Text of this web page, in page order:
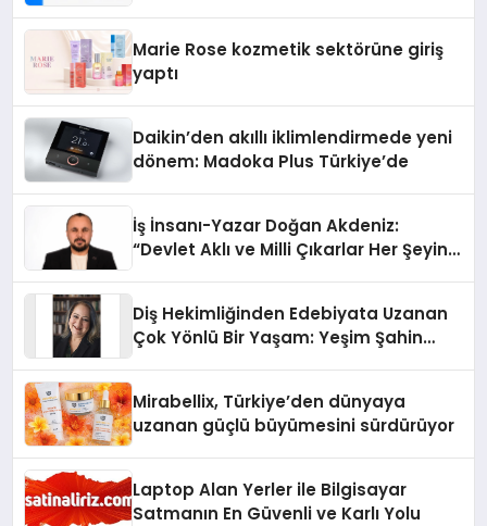
Marie Rose kozmetik sektörüne giriş
yaptı
Daikin’den akıllı iklimlendirmede yeni
dönem: Madoka Plus Türkiye’de
İş İnsanı-Yazar Doğan Akdeniz:
“Devlet Aklı ve Milli Çıkarlar Her Şeyin
Diş Hekimliğinden Edebiyata Uzanan
Çok Yönlü Bir Yaşam: Yeşim Şahin
Mirabellix, Türkiye’den dünyaya
uzanan güçlü büyümesini sürdürüyor
Laptop Alan Yerler ile Bilgisayar
Satmanın En Güvenli ve Karlı Yolu